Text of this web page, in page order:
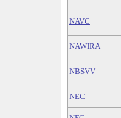
NAVC
NAWIRA
NBSVV
NEC